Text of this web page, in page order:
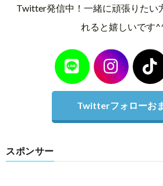
Twitter発信中！一緒に頑張りたい
れると嬉しいで
Twitterフォローお
スポンサー